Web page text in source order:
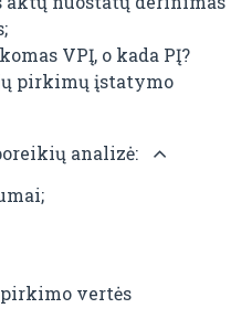
VPĮ, o kada PĮ?
pirkimų įstatymo
analizė:
vertės